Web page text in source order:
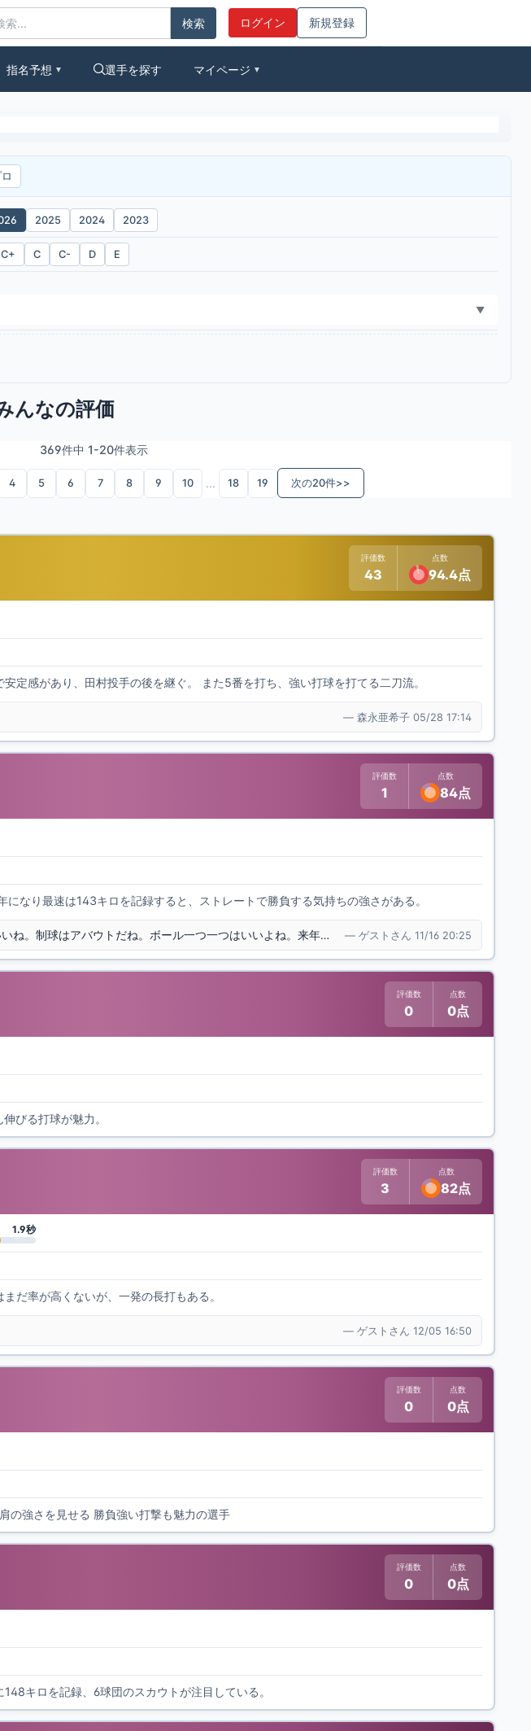
ログイン 新規登録
指名予想 ▼ 選手を探す マイページ ▼
2025 2024 2023
C+ C C- D E
▼
んなの評価
369件中 1-20件表示
4 5 6 7 8 9 10 ... 18 19 次の20件>>
評価数
43
点数
94.4点
定感があり、田村投手の後を継ぐ。 また5番を打ち、強い打球を打てる二刀流。
— 森永亜希子 05/28 17:14
評価数
1
点数
84点
なり最速は143キロを記録すると、ストレートで勝負する気持ちの強さがある。
常時150キロ代だった、変化球の切れもいいね。制球はアバウトだね。ボール一つ一つはいいよね。来年のドラフト候補にはなる選手なのかな？注目はしたいね。 — ゲストさん 11/16 20:25
評価数
0
点数
0点
びる打球が魅力。
評価数
3
点数
82点
1.9秒
だ率が高くないが、一発の長打もある。
— ゲストさん 12/05 16:50
評価数
0
点数
0点
の強さを見せる 勝負強い打撃も魅力の選手
評価数
0
点数
0点
キロを記録、6球団のスカウトが注目している。